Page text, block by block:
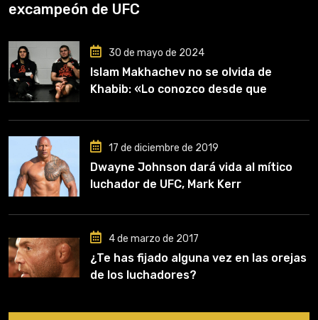
excampeón de UFC
30 de mayo de 2024
Islam Makhachev no se olvida de
Khabib: «Lo conozco desde que
clave en mi carrera»
17 de diciembre de 2019
Dwayne Johnson dará vida al mítico
luchador de UFC, Mark Kerr
4 de marzo de 2017
¿Te has fijado alguna vez en las orejas
de los luchadores?